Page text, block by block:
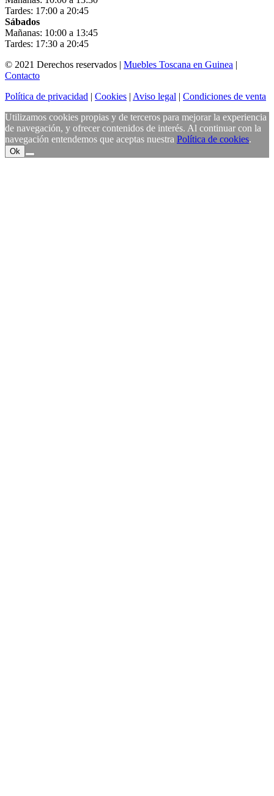
Tardes: 17:00 a 20:45
Sábados
Mañanas: 10:00 a 13:45
Tardes: 17:30 a 20:45
© 2021 Derechos reservados | Muebles Toscana en Guinea |
Contacto
Política de privacidad | Cookies | Aviso legal | Condiciones de venta
Utilizamos cookies propias y de terceros para mejorar la experiencia
de navegación, y ofrecer contenidos de interés. Al continuar con la
navegación entendemos que aceptas nuestra Política de cookies.
Ok